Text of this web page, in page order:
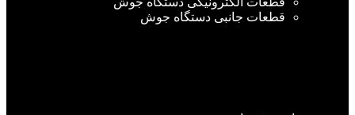
قطعات جانبی دستگاه جوش